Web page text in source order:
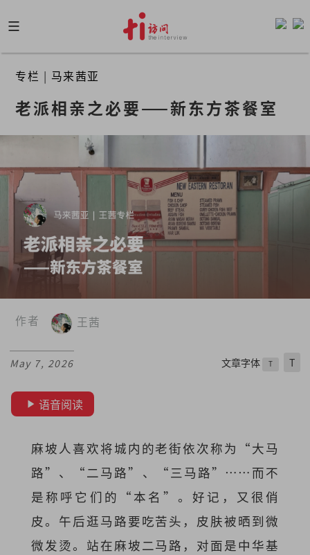
to
content
专栏 | 马来茜亚
老派相亲之必要——新东方茶餐室
作者 王茜
May 7, 2026 文章字体 T T
语音阅读
麻坡人喜欢将城内的老街依次称为“大马
路”、“二马路”、“三马路”⋯⋯而不
是称呼它们的“本名”。好记，又很俏
皮。午后逛马路要吃苦头，皮肤被晒到微
微发烫。站在麻坡二马路，对面是中华基